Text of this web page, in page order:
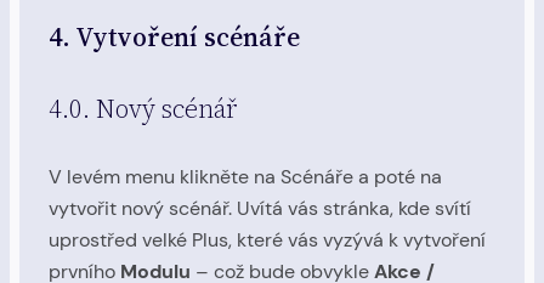
4. Vytvoření scénáře
4.0. Nový scénář
V levém menu klikněte na Scénáře a poté na
vytvořit nový scénář. Uvítá vás stránka, kde svítí
uprostřed velké Plus, které vás vyzývá k vytvoření
prvního Modulu – což bude obvykleAkce /